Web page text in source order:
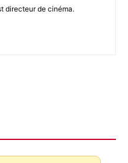
directeur de cinéma.